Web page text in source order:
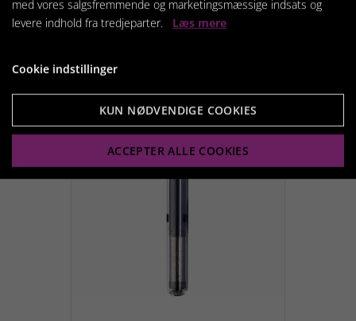
med vores salgsfremmende og marketingsmæssige indsats og
levere indhold fra tredjeparter. Læs mere
Cookie indstillinger
KUN NØDVENDIGE COOKIES
ACCEPTER ALLE COOKIES